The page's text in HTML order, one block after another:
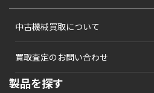
中古機械買取について
買取査定のお問い合わせ
製品を探す